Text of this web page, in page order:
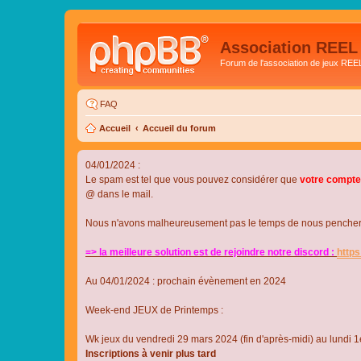
Association REEL
Forum de l'association de jeux REEL
FAQ
Accueil Accueil du forum
04/01/2024 :
Le spam est tel que vous pouvez considérer que votre
@ dans le mail.
Nous n'avons malheureusement pas le temps de nous
=> la meilleure solution est de rejoindre notre discord :
Au 04/01/2024 : prochain évènement en 2024
Week-end JEUX de Printemps :
Wk jeux du vendredi 29 mars 2024 (fin d'après-midi) au lundi
Inscriptions à venir plus tard